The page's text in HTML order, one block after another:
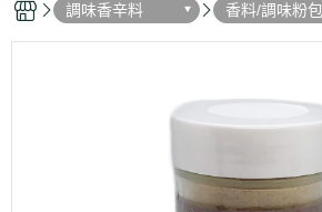
調味香辛料 香料/調味粉包